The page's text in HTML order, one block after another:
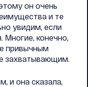
он очень
и те
увидим, если
Многие, конечно,
привычным
захватывающим.
и она сказала,